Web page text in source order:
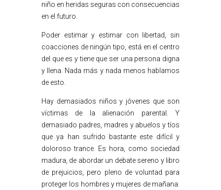
niño en heridas seguras con consecuencias
en el futuro.
Poder estimar y estimar con libertad, sin
coacciones de ningún tipo, está en el centro
del que es y tiene que ser una persona digna
y llena. Nada más y nada menos hablamos
de esto.
Hay demasiados niños y jóvenes que son
víctimas de la alienación parental. Y
demasiado padres, madres y abuelos y tíos
que ya han sufrido bastante este difícil y
doloroso trance. Es hora, como sociedad
madura, de abordar un debate sereno y libro
de prejuicios, pero pleno de voluntad para
proteger los hombres y mujeres de mañana.